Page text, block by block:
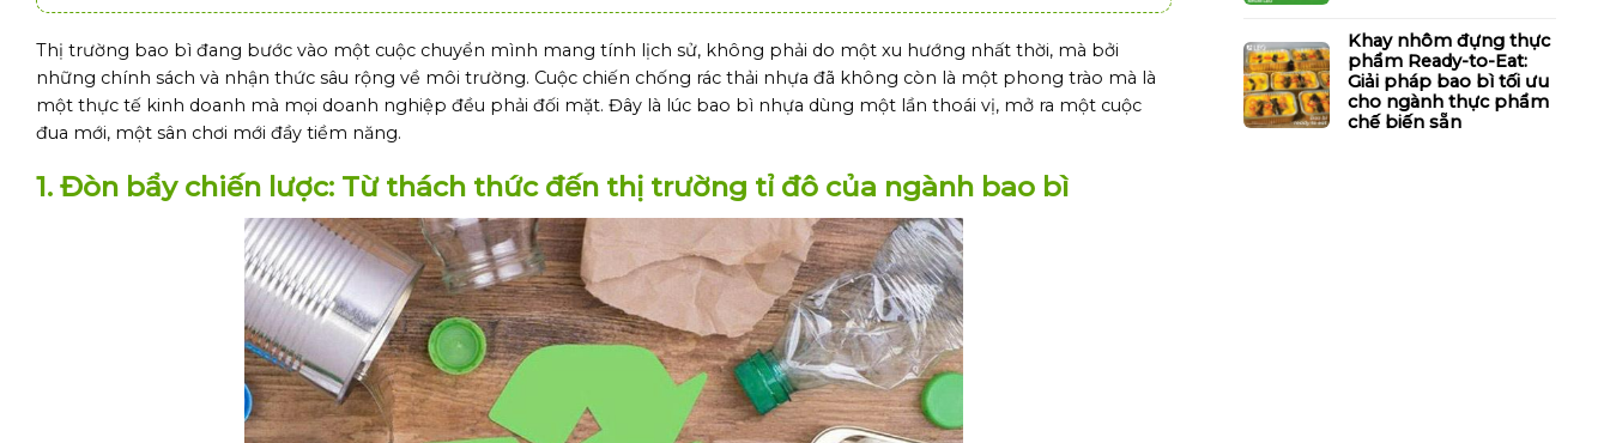
Thị trường bao bì đang bước vào một cuộc chuyển mình mang tính lịch sử, không phải do một xu hướng nhất thời, mà bởi
những chính sách và nhận thức sâu rộng về môi trường. Cuộc chiến chống rác thải nhựa đã không còn là một phong trào mà là
một thực tế kinh doanh mà mọi doanh nghiệp đều phải đối mặt. Đây là lúc bao bì nhựa dùng một lần thoái vị, mở ra một cuộc
đua mới, một sân chơi mới đầy tiềm năng.
1. Đòn bẩy chiến lược: Từ thách thức đến thị trường tỉ đô của ngành bao bì
Khay nhôm đựng thực
phẩm Ready-to-Eat:
Giải pháp bao bì tối ưu
cho ngành thực phẩm
chế biến sẵn